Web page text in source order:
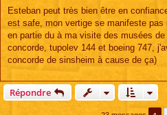
s
a
g
Esteban peut très bien être en
est safe, mon vertige se manifeste
en partie du à ma visite des musées
concorde, tupolev 144 et boeing 747,
concorde de sinsheim à cause de ça)
Répondre